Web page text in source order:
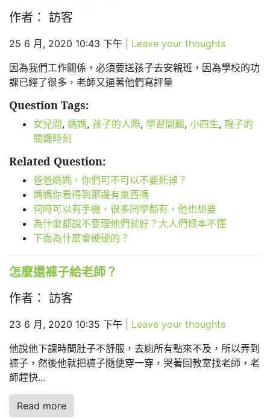
作者： 訪客
25 6 月, 2020 10:43 下午
Leave your thoughts
因為我們工作關係，必須要送孩子去安親班，因為學校的功
課已經了很多，老師又逼著他們寫評量
Question Tags:
女兒問, 媽媽, 孩子的人際, 學習問題, 小四生, 親子的
關鍵時刻
Related Question:
爸爸媽媽，你們可不可以不要死掉？
媽媽你看得到那邊有東西嗎
何時可以有手機，很多同學都有，他也想要
為什麼都說不要理他們就好？大人們根本不懂
下面為什麼會硬硬的？
怎麼還褲子給老師？
作者： 訪客
23 6 月, 2020 10:35 下午
Leave your thoughts
他說他下課時間肚子不舒服，去廁所有點來不及，所以弄到
褲子，然後他就把褲子隨便穿一穿，哭著回教室找老師，老
師趕快...
Read more